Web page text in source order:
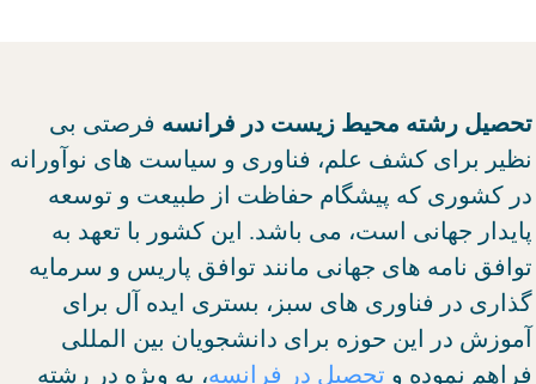
تحصیل رشته محیط زیست در فرانسه فرصتی بی
نظیر برای کشف علم، فناوری و سیاست های نوآورانه
در کشوری که پیشگام حفاظت از طبیعت و توسعه
پایدار جهانی است، می باشد. این کشور با تعهد به
توافق نامه های جهانی مانند توافق پاریس و سرمایه
گذاری در فناوری های سبز، بستری ایده آل برای
آموزش در این حوزه برای دانشجویان بین المللی
فراهم نموده و تحصیل در فرانسه، به ویژه در رشته